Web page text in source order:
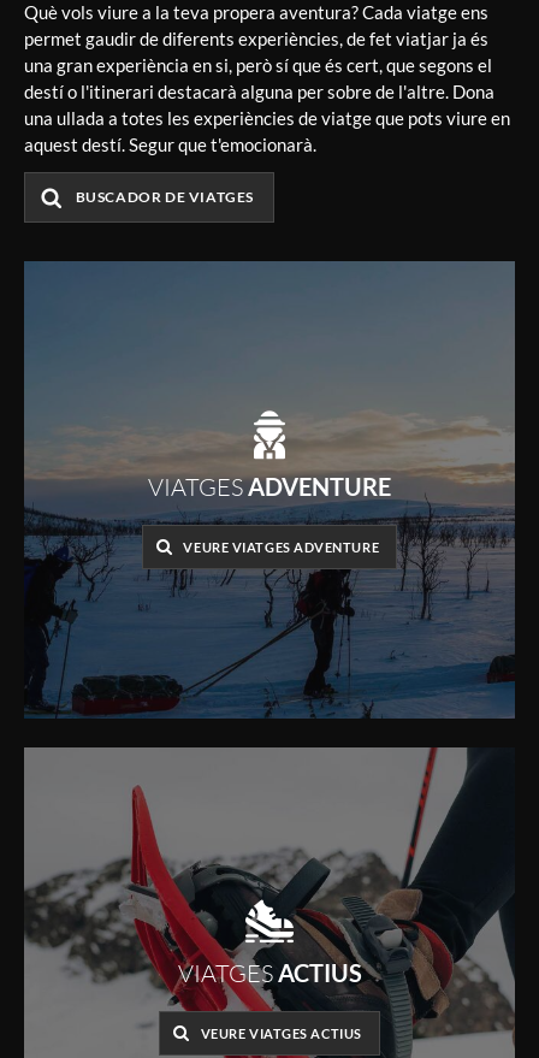
Què vols viure a la teva propera aventura? Cada viatge ens
permet gaudir de diferents experiències, de fet viatjar ja és
una gran experiència en si, però sí que és cert, que segons el
destí o l'itinerari destacarà alguna per sobre de l'altre. Dona
una ullada a totes les experiències de viatge que pots viure en
aquest destí. Segur que t'emocionarà.
BUSCADOR DE VIATGES
VIATGESADVENTURE
VEURE VIATGES ADVENTURE
VIATGES ACTIUS
VEURE VIATGES ACTIUS